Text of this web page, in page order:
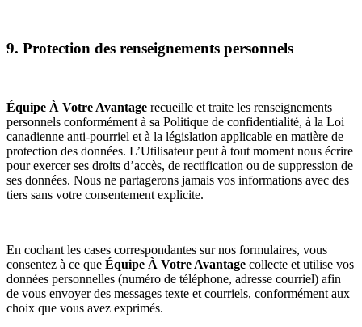
9. Protection des renseignements personnels
Équipe À Votre Avantage recueille et traite les renseignements
personnels conformément à sa Politique de confidentialité, à la Loi
canadienne anti-pourriel et à la législation applicable en matière de
protection des données. L’Utilisateur peut à tout moment nous écrire
pour exercer ses droits d’accès, de rectification ou de suppression de
ses données. Nous ne partagerons jamais vos informations avec des
tiers sans votre consentement explicite.
En cochant les cases correspondantes sur nos formulaires, vous
consentez à ce que Équipe À Votre Avantage collecte et utilise vos
données personnelles (numéro de téléphone, adresse courriel) afin
de vous envoyer des messages texte et courriels, conformément aux
choix que vous avez exprimés.